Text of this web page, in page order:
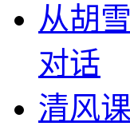
从胡
对话
清风